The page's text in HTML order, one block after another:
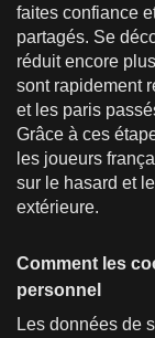
faites confiance
partagés. Se
réduit encore
sont rapidement
et les paris
Grâce à ces
les joueurs
sur le hasard et
extérieure.
Comment les
personnel
Les données de